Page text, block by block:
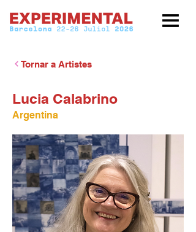
Tornar a Artistes
Lucia Calabrino
Argentina